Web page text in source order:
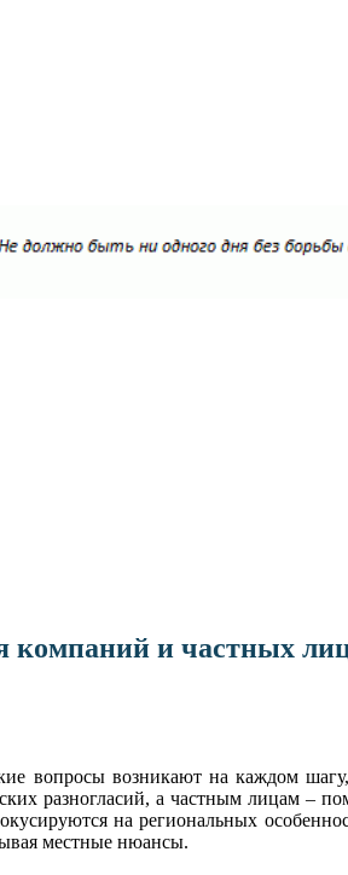
компаний и частных
вопросы возникают на каждом шагу,
разногласий, а частным лицам –
на региональных
местные нюансы.